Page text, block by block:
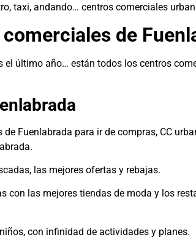
taxi, andando… centros comerciales
de
el último año… están todos los centros
de Fuenlabrada para ir de compras, CC
las mejores ofertas y rebajas.
con las mejores tiendas de moda y los
con infinidad de actividades y planes.